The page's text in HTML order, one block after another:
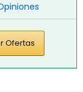
Ofertas